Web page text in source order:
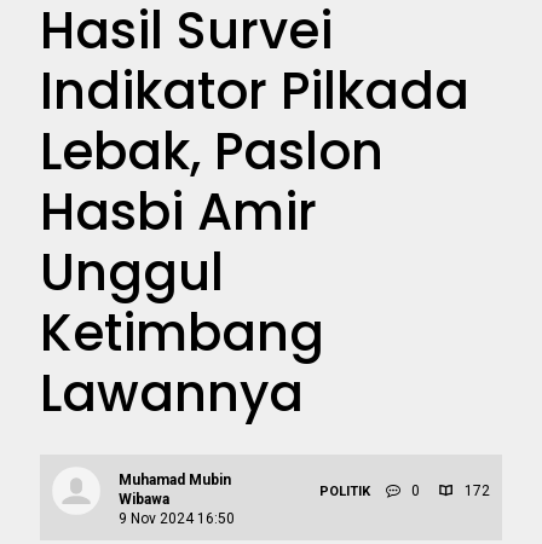
Hasil Survei
Indikator Pilkada
Lebak, Paslon
Hasbi Amir
Unggul
Ketimbang
Lawannya
Muhamad Mubin
Wibawa
9 Nov 2024 16:50
POLITIK 0 172